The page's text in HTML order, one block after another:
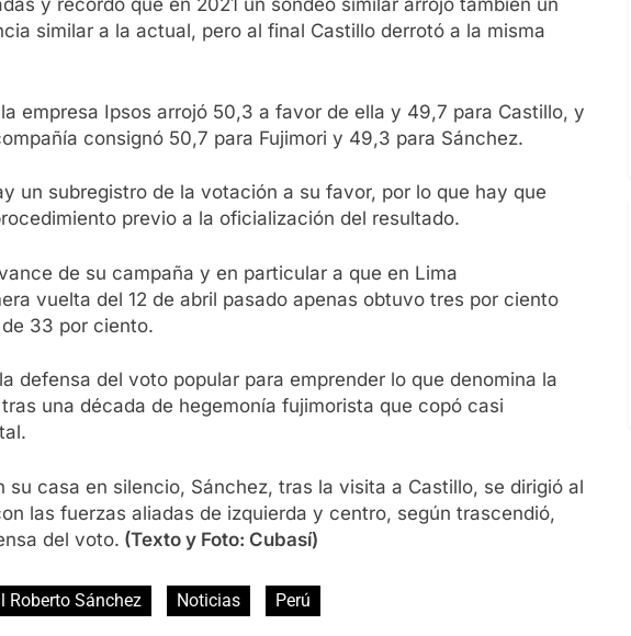
y recordó que en 2021 un sondeo similar arrojó también un
similar a la actual, pero al final Castillo derrotó a la misma
empresa Ipsos arrojó 50,3 a favor de ella y 49,7 para Castillo, y
consignó 50,7 para Fujimori y 49,3 para Sánchez.
un subregistro de la votación a su favor, por lo que hay que
previo a la oficialización del resultado.
de su campaña y en particular a que en Lima
vuelta del 12 de abril pasado apenas obtuvo tres por ciento
33 por ciento.
defensa del voto popular para emprender lo que denomina la
una década de hegemonía fujimorista que copó casi
su casa en silencio, Sánchez, tras la visita a Castillo, se dirigió al
las fuerzas aliadas de izquierda y centro, según trascendió,
del voto. (Texto y Foto: Cubasí)
Roberto Sánchez Noticias Perú